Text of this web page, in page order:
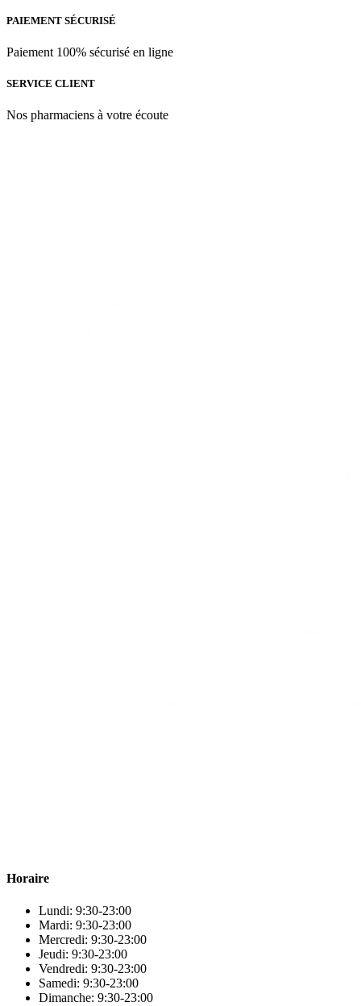
PAIEMENT SÉCURISÉ
Paiement 100% sécurisé en ligne
SERVICE CLIENT
Nos pharmaciens à votre écoute
Horaire
Lundi: 9:30-23:00
Mardi: 9:30-23:00
Mercredi: 9:30-23:00
Jeudi: 9:30-23:00
Vendredi: 9:30-23:00
Samedi: 9:30-23:00
Dimanche: 9:30-23:00